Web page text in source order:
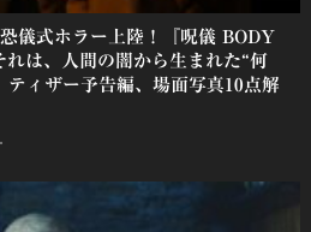
儀式ホラー上陸！『呪儀 BODY
は、人間の闇から生まれた“何
ティザー予告編、場面写真10点解